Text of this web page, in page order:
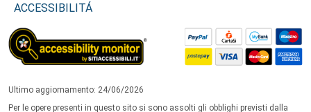
ACCESSIBILITÁ
Ultimo aggiornamento: 24/06/2026
Per le opere presenti in questo sito si sono assolti gli obblighi previsti dalla